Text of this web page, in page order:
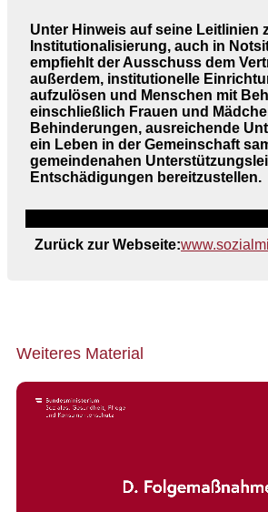
Unter Hinweis auf seine Leitlinien
Institutionalisierung, auch in
empfiehlt der Ausschuss dem
außerdem, institutionelle
aufzulösen und Menschen mit
einschließlich Frauen und
Behinderungen, ausreichende
ein Leben in der Gemeinschaft
gemeindenahen
Entschädigungen bereitzustellen.
Zurück zur Webseite:
Weiteres Material